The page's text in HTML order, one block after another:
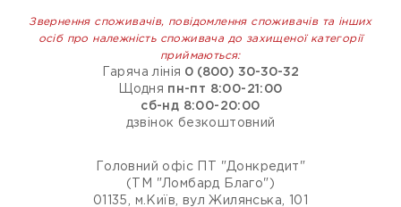
Звернення споживачів, повідомлення споживачів та інших
осіб про належність споживача до захищеної категорії
приймаються:
Гаряча лінія 0 (800) 30-30-32
Щодня пн-пт 8:00-21:00
сб-нд 8:00-20:00
дзвінок безкоштовний
Головний офіс ПТ "Донкредит"
(ТМ "Ломбард Благо")
01135, м.Київ, вул Жилянська, 101